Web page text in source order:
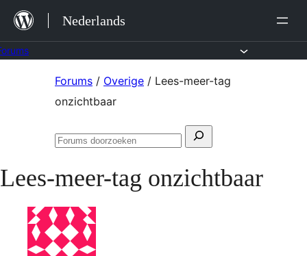
naar
de
Nederlands
Forums / Overige / Lees-meer-tag
onzichtbaar
Zoeken
Forums
Lees-meer-tag onzichtbaar